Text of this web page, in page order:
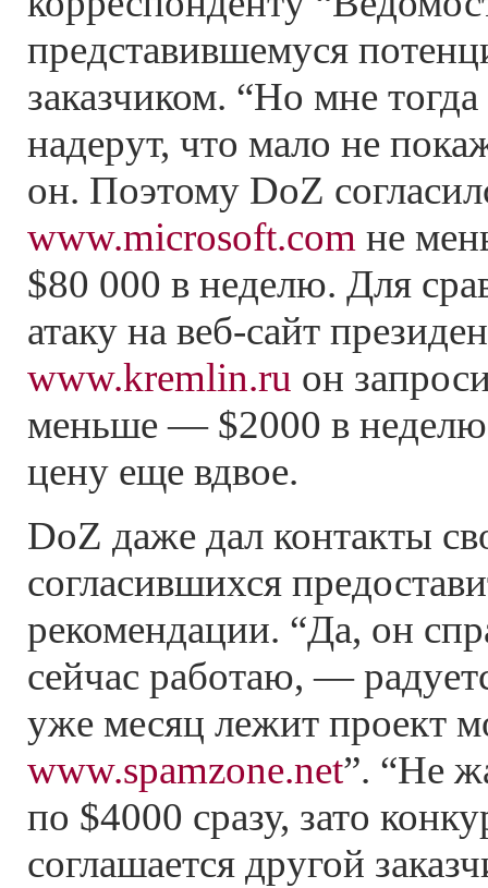
представившемуся
заказчиком. “Но мне
надерут, что мало не
он. Поэтому DoZ
www.microsoft.com не
$80 000 в неделю. Для
атаку на веб-сайт
www.kremlin.ru он
меньше — $2000 в
цену еще вдвое.
DoZ даже дал контакты
согласившихся
рекомендации. “Да, он
сейчас работаю, —
уже месяц лежит проект
www.spamzone.net”. “Не
по $4000 сразу, зато
соглашается другой